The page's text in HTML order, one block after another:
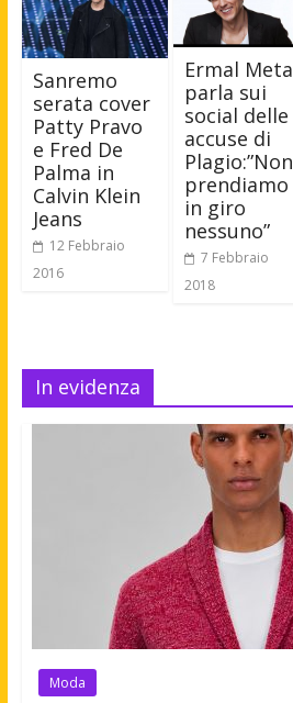
Sanremo
serata cover
Patty Pravo
e Fred De
Palma in
Calvin Klein
Jeans
12 Febbraio
2016
Ermal Meta
parla sui
social delle
accuse di
Plagio:”Non
prendiamo
in giro
nessuno”
7 Febbraio
2018
In evidenza
Moda